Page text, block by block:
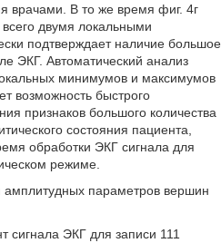
врачами. В то же время фиг. 4г
всего двумя локальными
подтверждает наличие большое
ЭКГ. Автоматический анализ
минимумов и максимумов
возможность быстрого
признаков большого количества
состояния пациента,
обработки ЭКГ сигнала для
режиме.
параметров вершин
сигнала ЭКГ для записи 111